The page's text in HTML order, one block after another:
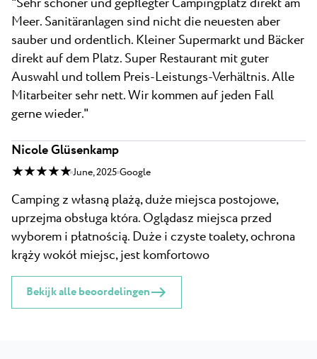
Meer. Sanitäranlagen sind nicht die neuesten aber
sauber und ordentlich. Kleiner Supermarkt und Bäcker
direkt auf dem Platz. Super Restaurant mit guter
Auswahl und tollem Preis-Leistungs-Verhältnis. Alle
Mitarbeiter sehr nett. Wir kommen auf jeden Fall
gerne wieder."
Nicole Glüsenkamp
★ ★ ★ ★ ★ June, 2025 Google
Camping z własną plażą, duże miejsca postojowe,
uprzejma obsługa która. Oglądasz miejsca przed
wyborem i płatnością. Duże i czyste toalety, ochrona
krąży wokół miejsc, jest komfortowo
Bekijk alle beoordelingen